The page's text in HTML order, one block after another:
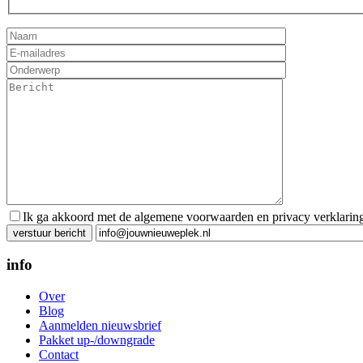
Ik ga akkoord met de algemene voorwaarden en privacy
Gelieve dit veld leeg te laten.
info
Over
Blog
Aanmelden nieuwsbrief
Pakket up-/downgrade
Contact